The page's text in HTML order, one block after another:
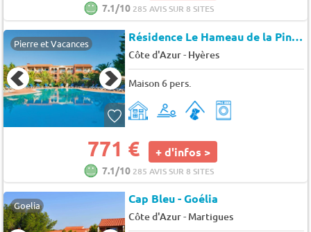
7.1/10 285 AVIS SUR 8 SITES
Pierre et Vacances Résidence Le Hameau de la Pinède Pierre&Vacances
Côte d'Azur- Hyères
Maison 6 pers.
771 € + d'infos >
7.1/10 285 AVIS SUR 8 SITES
Goelia Cap Bleu - Goélia
Côte d'Azur- Martigues